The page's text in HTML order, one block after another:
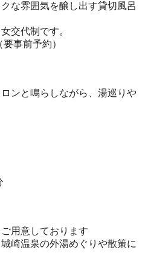
な雰囲気を醸し出す貸切風呂
交代制です。
要事前予約）
ンと鳴らしながら、湯巡りや
用意しております
崎温泉の外湯めぐりや散策に